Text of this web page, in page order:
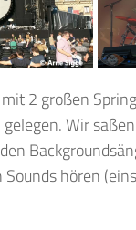
2 großen
Wir
hören